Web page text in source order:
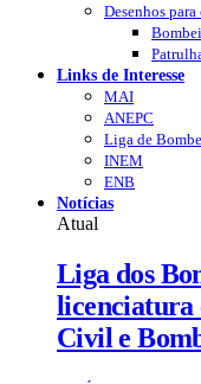
Desenhos
Links de Interesse
MAI
ANEPC
Liga de
INEM
ENB
Notícias
Atual
Liga dos
licenciatura
Civil e